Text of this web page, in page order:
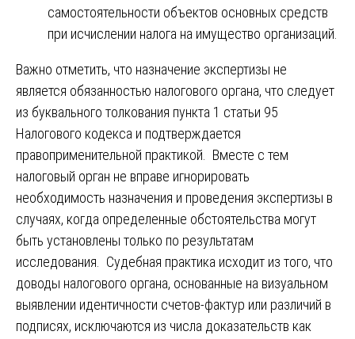
самостоятельности объектов основных средств
при исчислении налога на имущество организаций.
Важно отметить, что назначение экспертизы не
является обязанностью налогового органа, что следует
из буквального толкования пункта 1 статьи 95
Налогового кодекса и подтверждается
правоприменительной практикой. Вместе с тем
налоговый орган не вправе игнорировать
необходимость назначения и проведения экспертизы в
случаях, когда определенные обстоятельства могут
быть установлены только по результатам
исследования. Судебная практика исходит из того, что
доводы налогового органа, основанные на визуальном
выявлении идентичности счетов-фактур или различий в
подписях, исключаются из числа доказательств как